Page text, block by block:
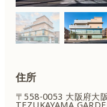
住所
〒558-0053 大阪府大